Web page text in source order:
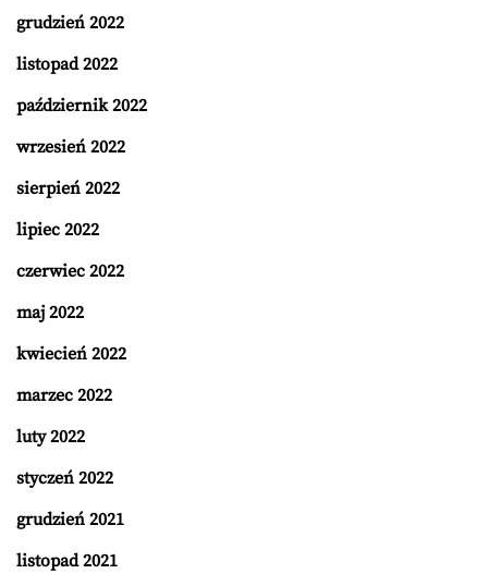
grudzień 2022
listopad 2022
październik 2022
wrzesień 2022
sierpień 2022
lipiec 2022
czerwiec 2022
maj 2022
kwiecień 2022
marzec 2022
luty 2022
styczeń 2022
grudzień 2021
listopad 2021